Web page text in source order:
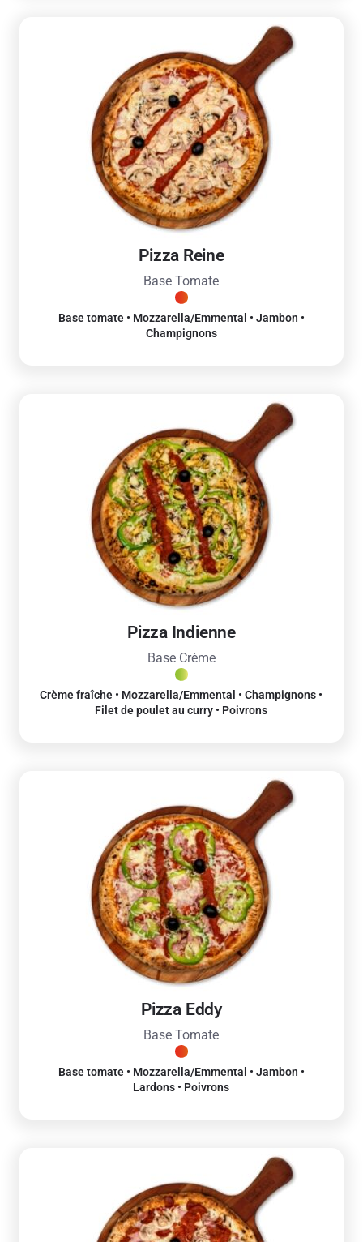
Pizza Reine
Base Tomate
Base tomate • Mozzarella/Emmental • Jambon •
Champignons
Pizza Indienne
Base Crème
Crème fraîche • Mozzarella/Emmental • Champignons •
Filet de poulet au curry • Poivrons
Pizza Eddy
Base Tomate
Base tomate • Mozzarella/Emmental • Jambon •
Lardons • Poivrons